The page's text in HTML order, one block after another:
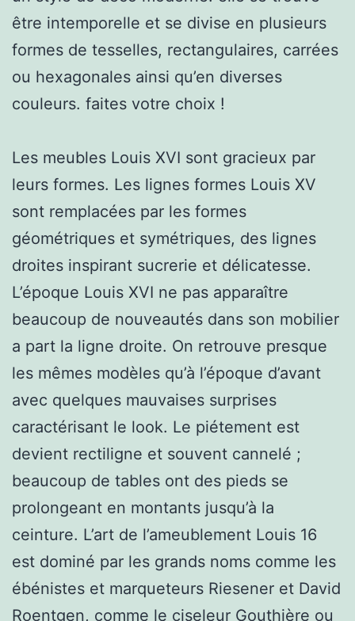
être intemporelle et se divise en plusieurs
formes de tesselles, rectangulaires, carrées
ou hexagonales ainsi qu’en diverses
couleurs. faites votre choix !
Les meubles Louis XVI sont gracieux par
leurs formes. Les lignes formes Louis XV
sont remplacées par les formes
géométriques et symétriques, des lignes
droites inspirant sucrerie et délicatesse.
L’époque Louis XVI ne pas apparaître
beaucoup de nouveautés dans son mobilier
a part la ligne droite. On retrouve presque
les mêmes modèles qu’à l’époque d’avant
avec quelques mauvaises surprises
caractérisant le look. Le piétement est
devient rectiligne et souvent cannelé ;
beaucoup de tables ont des pieds se
prolongeant en montants jusqu’à la
ceinture. L’art de l’ameublement Louis 16
est dominé par les grands noms comme les
ébénistes et marqueteurs Riesener et David
Roentgen, comme le ciseleur Gouthière ou